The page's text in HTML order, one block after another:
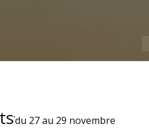
du 27 au 29 novembre